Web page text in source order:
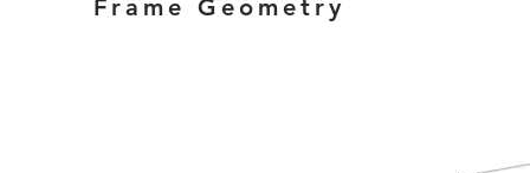
Frame Geometry